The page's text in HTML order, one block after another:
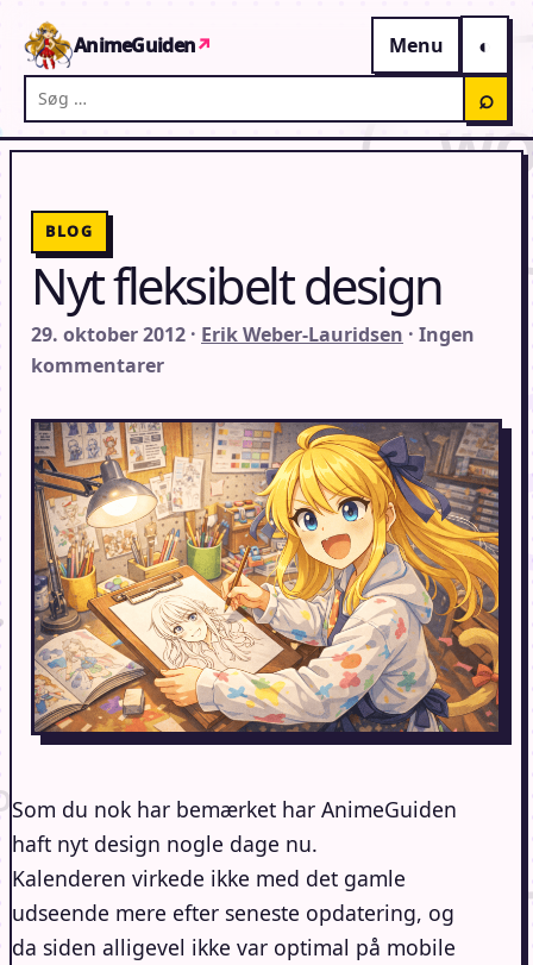
AnimeGuiden↗
Menu
Søg på AnimeGuiden
⌕
BLOG
Nyt fleksibelt design
29. oktober 2012 · Erik Weber-Lauridsen · Ingen
kommentarer
Som du nok har bemærket har AnimeGuiden
haft nyt design nogle dage nu.
Kalenderen virkede ikke med det gamle
udseende mere efter seneste opdatering, og
da siden alligevel ikke var optimal på mobile